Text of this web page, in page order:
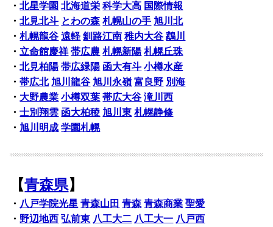
・北星学園 北海道栄 科学大高 国際情報
・北見北斗 とわの森 札幌山の手 旭川北
・札幌龍谷 遠軽 釧路江南 稚内大谷 鵡川
・ 立命館慶祥 帯広農 札幌新陽 札幌丘珠
・北見柏陽 帯広緑陽 函大有斗 小樽水産
・帯広北 旭川龍谷 旭川永嶺 富良野 別海
・ 大野農業 小樽双葉 帯広大谷 滝川西
・士別翔雲 函大柏稜 旭川東 札幌静修
・ 旭川明成 学園札幌
【青森県】
・ 八戸学院光星 青森山田 青森 青森商業 聖愛
・野辺地西 弘前東 八工大二 八工大一 八戸西